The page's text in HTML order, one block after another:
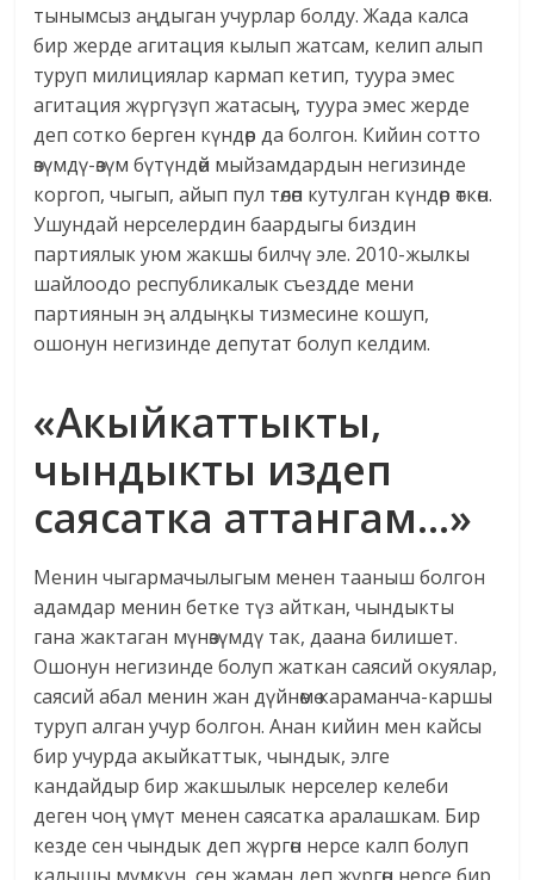
тынымсыз аңдыган учурлар болду. Жада калса
бир жерде агитация кылып жатсам, келип алып
туруп милициялар кармап кетип, туура эмес
агитация жүргүзүп жатасың, туура эмес жерде
деп сотко берген күндөр да болгон. Кийин сотто
өзүмдү-өзүм бүтүндөй мыйзамдардын негизинде
коргоп, чыгып, айып пул төлөп кутулган күндөр өткөн.
Ушундай нерселердин баардыгы биздин
партиялык уюм жакшы билчү эле. 2010-жылкы
шайлоодо республикалык съездде мени
партиянын эң алдыңкы тизмесине кошуп,
ошонун негизинде депутат болуп келдим.
«Акыйкаттыкты,
чындыкты издеп
саясатка аттангам…»
Менин чыгармачылыгым менен тааныш болгон
адамдар менин бетке түз айткан, чындыкты
гана жактаган мүнөзүмдү так, даана билишет.
Ошонун негизинде болуп жаткан саясий окуялар,
саясий абал менин жан дүйнөмө караманча-каршы
туруп алган учур болгон. Анан кийин мен кайсы
бир учурда акыйкаттык, чындык, элге
кандайдыр бир жакшылык нерселер келеби
деген чоң үмүт менен саясатка аралашкам. Бир
кезде сен чындык деп жүргөн нерсе калп болуп